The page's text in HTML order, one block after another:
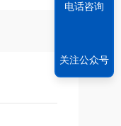
电话咨询
关注公众号